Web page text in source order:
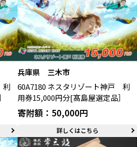
利
兵庫県 三木市
60A7180 ネスタリゾート神戸 利
用券15,000円分[髙島屋選定品］
寄附額：50,000円
詳しくはこちら